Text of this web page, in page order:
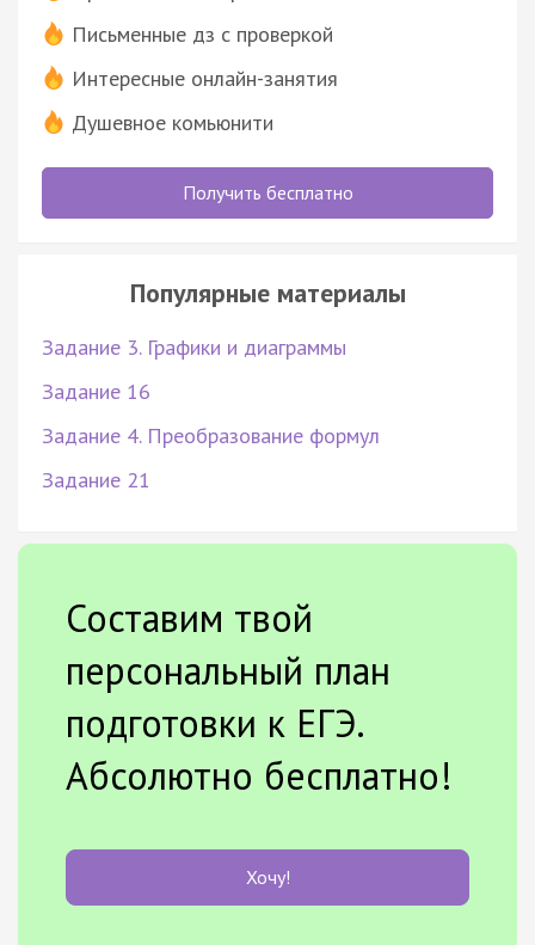
Письменные дз с проверкой
Интересные онлайн-занятия
Душевное комьюнити
Получить бесплатно
Популярные материалы
Задание 3. Графики и диаграммы
Задание 16
Задание 4. Преобразование формул
Задание 21
Составим твой
персональный план
подготовки к ЕГЭ.
Абсолютно бесплатно!
Хочу!